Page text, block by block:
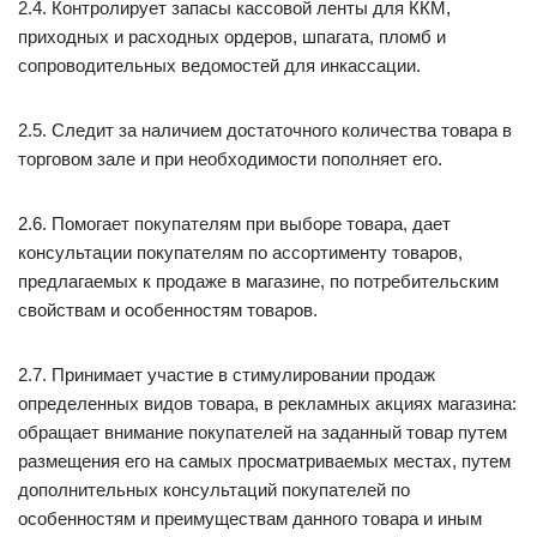
2.4. Контролирует запасы кассовой ленты для ККМ,
приходных и расходных ордеров, шпагата, пломб и
сопроводительных ведомостей для инкассации.
2.5. Следит за наличием достаточного количества товара в
торговом зале и при необходимости пополняет его.
2.6. Помогает покупателям при выборе товара, дает
консультации покупателям по ассортименту товаров,
предлагаемых к продаже в магазине, по потребительским
свойствам и особенностям товаров.
2.7. Принимает участие в стимулировании продаж
определенных видов товара, в рекламных акциях магазина:
обращает внимание покупателей на заданный товар путем
размещения его на самых просматриваемых местах, путем
дополнительных консультаций покупателей по
особенностям и преимуществам данного товара и иным